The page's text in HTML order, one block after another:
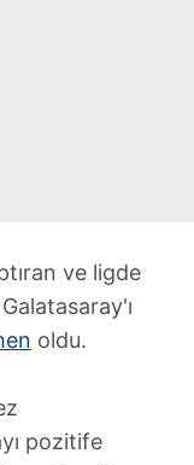
ve ligde
oldu.
pozitife